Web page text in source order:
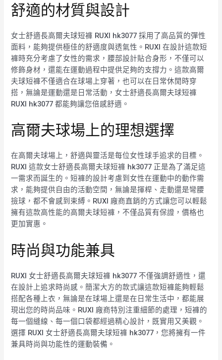
舒適的材質與設計
女士舒適長高爾夫球短褲 RUXI hk3077 採用了高品質的彈性
面料，能夠提供極佳的舒適度與透氣性。RUXI 在設計這款短
褲時充分考慮了女性的需求，腰部設計貼合身形，不僅可以
修飾身材，還能在運動過程中提供足夠的支撐力。這款高爾
夫球短褲不僅適合在球場上穿著，也可以在日常休閒時穿
搭，無論是運動還是日常活動，女士舒適長高爾夫球短褲
RUXI hk3077 都能夠讓您倍感舒適。
高爾夫球場上的理想選擇
在高爾夫球場上，舒適與靈活是每位女性球手追求的目標。
RUXI 這款女士舒適長高爾夫球短褲 hk3077 正是為了滿足這
一需求而誕生的。短褲的設計考慮到女性在運動中的動作需
求，能夠提供自由的活動空間，無論是揮桿、走動還是彎腰
撿球，都不會感到束縛。RUXI 廠商直銷的方式讓您可以輕鬆
擁有這款高性能的高爾夫球短褲，不僅品質有保證，價格也
更加實惠。
時尚與功能兼具
RUXI 女士舒適長高爾夫球短褲 hk3077 不僅強調舒適性，還
在設計上追求時尚感。簡潔大方的款式讓這款短褲能夠輕鬆
搭配各種上衣，無論是在球場上還是在日常生活中，都能展
現出您的時尚品味。RUXI 廠商特別注重細節的處理，短褲的
每一個縫線、每一個口袋都經過精心設計，既實用又美觀。
選擇 RUXI 女士舒適長高爾夫球短褲 hk3077，您將擁有一件
兼具時尚與功能性的運動裝備。